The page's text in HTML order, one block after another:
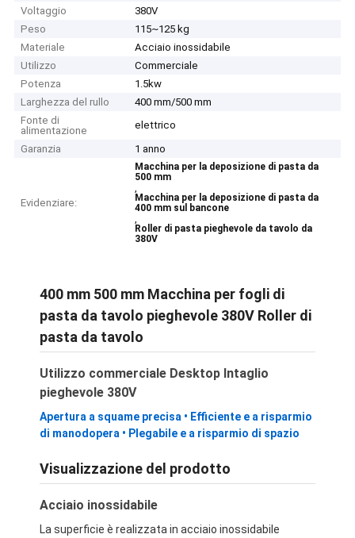
Voltaggio
380V
Peso
115~125 kg
Materiale
Acciaio inossidabile
Utilizzo
Commerciale
Potenza
1.5kw
Larghezza del rullo
400 mm/500 mm
Fonte di
alimentazione
elettrico
Garanzia
1 anno
Evidenziare:
Macchina per la deposizione di pasta da
500 mm
,
Macchina per la deposizione di pasta da
400 mm sul bancone
,
Roller di pasta pieghevole da tavolo da
380V
400 mm 500 mm Macchina per fogli di
pasta da tavolo pieghevole 380V Roller di
pasta da tavolo
Utilizzo commerciale Desktop Intaglio
pieghevole 380V
Apertura a squame precisa • Efficiente e a risparmio
di manodopera • Plegabile e a risparmio di spazio
Visualizzazione del prodotto
Acciaio inossidabile
La superficie è realizzata in acciaio inossidabile